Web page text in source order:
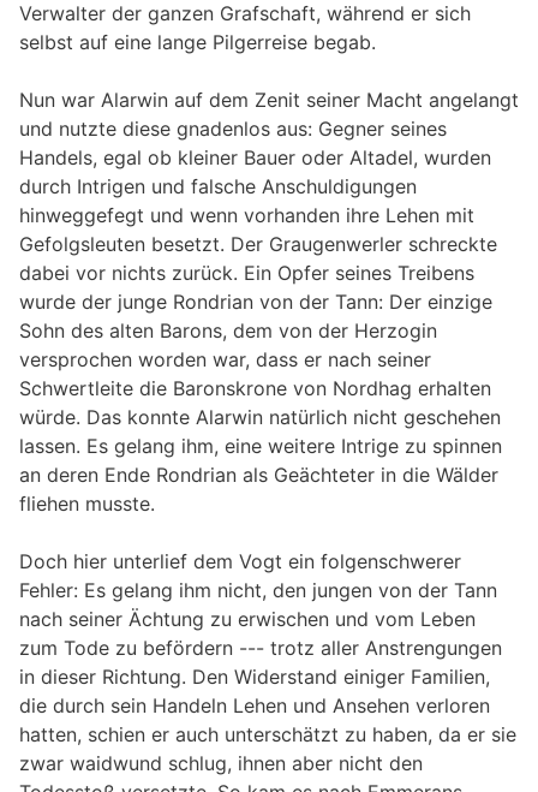
Verwalter der ganzen Grafschaft, während er sich
selbst auf eine lange Pilgerreise begab.
Nun war Alarwin auf dem Zenit seiner Macht angelangt
und nutzte diese gnadenlos aus: Gegner seines
Handels, egal ob kleiner Bauer oder Altadel, wurden
durch Intrigen und falsche Anschuldigungen
hinweggefegt und wenn vorhanden ihre Lehen mit
Gefolgsleuten besetzt. Der Graugenwerler schreckte
dabei vor nichts zurück. Ein Opfer seines Treibens
wurde der junge Rondrian von der Tann: Der einzige
Sohn des alten Barons, dem von der Herzogin
versprochen worden war, dass er nach seiner
Schwertleite die Baronskrone von Nordhag erhalten
würde. Das konnte Alarwin natürlich nicht geschehen
lassen. Es gelang ihm, eine weitere Intrige zu spinnen
an deren Ende Rondrian als Geächteter in die Wälder
fliehen musste.
Doch hier unterlief dem Vogt ein folgenschwerer
Fehler: Es gelang ihm nicht, den jungen von der Tann
nach seiner Ächtung zu erwischen und vom Leben
zum Tode zu befördern --- trotz aller Anstrengungen
in dieser Richtung. Den Widerstand einiger Familien,
die durch sein Handeln Lehen und Ansehen verloren
hatten, schien er auch unterschätzt zu haben, da er sie
zwar waidwund schlug, ihnen aber nicht den